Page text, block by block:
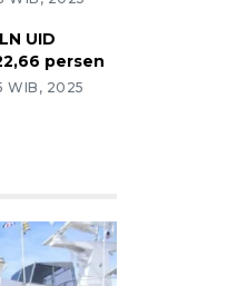
UID
persen
WIB, 2025